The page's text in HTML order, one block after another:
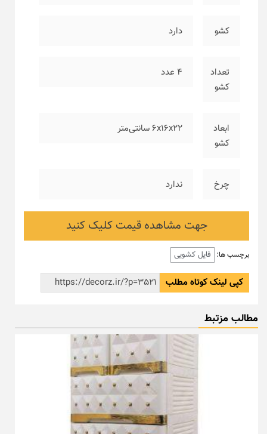
کشو دارد
تعداد
کشو
۴ عدد
ابعاد
کشو
۶x16x22 سانتی‌متر
چرخ ندارد
جهت مشاهده قیمت کلیک کنید
برچسب ها: فایل کشویی
کپی لینک کوتاه مطلب
مطالب مزتبط